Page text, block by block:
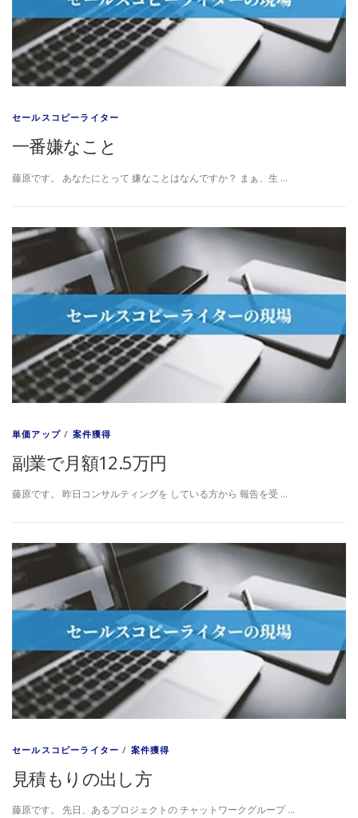
セールスコピーライター
一番嫌なこと
藤原です。 あなたにとって 嫌なことはなんですか？ まぁ、生 …
単価アップ / 案件獲得
副業で月額12.5万円
藤原です。 昨日コンサルティングを している方から 報告を受 …
セールスコピーライター / 案件獲得
見積もりの出し方
藤原です。 先日、あるプロジェクトの チャットワークグループ …